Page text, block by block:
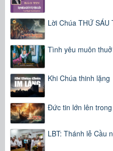
Lời Chúa THỨ SÁU
Tình yêu muôn thuở
Khi Chúa thinh lặng
Đức tin lớn lên
LBT: Thánh lễ Cầu